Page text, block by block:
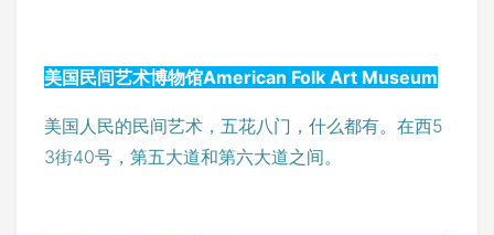
美国民间艺术博物馆American Folk Art Museum
美国人民的民间艺术，五花八门，什么都有。在西5
3街40号，第五大道和第六大道之间。